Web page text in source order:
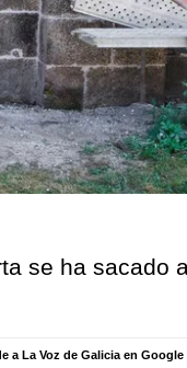
se ha sacado
a La Voz de Galicia en Google